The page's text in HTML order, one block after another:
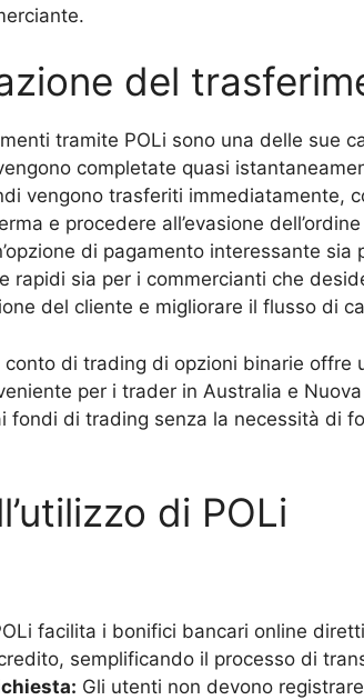
del
tramite POLi sono una delle sue
completate quasi
vengono trasferiti immediatamente,
e procedere all’evasione
di pagamento interessante sia
rapidi sia per i commercianti che
del cliente e migliorare il flusso di
di trading di opzioni binarie offre
per i trader in Australia e
fondi di trading senza la necessità di
di POLi
facilita i bonifici bancari online
semplificando il processo di
Gli utenti non devono